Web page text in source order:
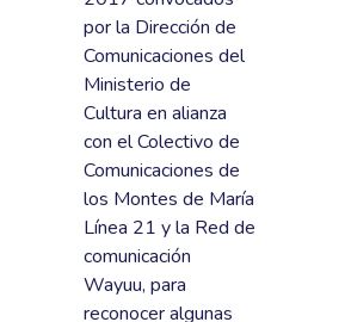
por la Dirección de
Comunicaciones del
Ministerio de
Cultura en alianza
con el Colectivo de
Comunicaciones de
los Montes de María
Línea 21 y la Red de
comunicación
Wayuu, para
reconocer algunas